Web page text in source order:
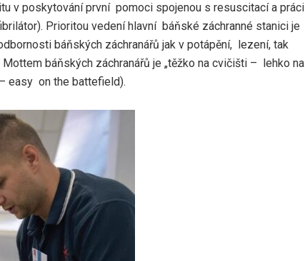
v poskytování první pomoci spojenou s resuscitací a práci
Prioritou vedení hlavní báňské záchranné stanici je
báňských záchranářů jak v potápění, lezení, tak
báňských záchranářů je „těžko na cvičišti – lehko na
easy on the battefield).